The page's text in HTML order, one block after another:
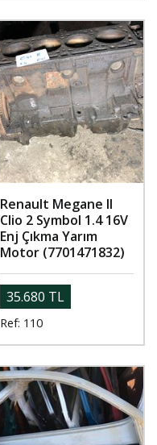
Renault Megane ll
Clio 2 Symbol 1.4 16V
Enj Çıkma Yarım
Motor (7701471832)
35.680 TL
Ref: 110